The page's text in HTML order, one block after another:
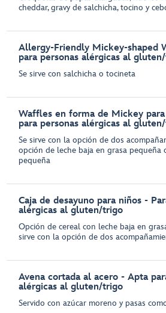
cheddar, gravy de salchicha, tocino y
Allergy-Friendly Mickey-shaped
para personas alérgicas al
Se sirve con salchicha o tocineta
Waffles en forma de Mickey
para personas alérgicas al
Se sirve con la opción de dos
opción de leche baja en grasa pequeña
pequeña
Caja de desayuno para niños -
alérgicas al gluten/trigo
Opción de cereal con leche baja en
sirve con la opción de dos
Avena cortada al acero - Apta
alérgicas al gluten/trigo
Servido con azúcar moreno y pasas